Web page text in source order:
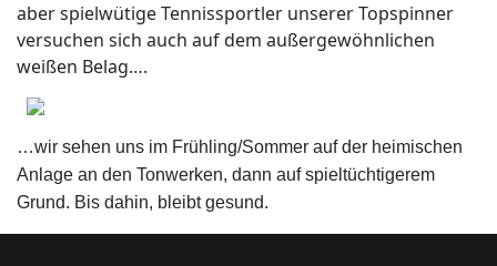
aber spielwütige Tennissportler unserer Topspinner
versuchen sich auch auf dem außergewöhnlichen
weißen Belag….
…wir sehen uns im Frühling/Sommer auf der heimischen
Anlage an den Tonwerken, dann auf spieltüchtigerem
Grund. Bis dahin, bleibt gesund.